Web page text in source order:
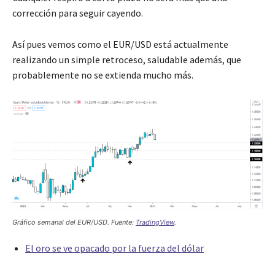
corrección para seguir cayendo.
Así pues vemos como el EUR/USD está actualmente
realizando un simple retroceso, saludable además, que
probablemente no se extienda mucho más.
Gráfico semanal del EUR/USD. Fuente: TradingView.
El oro se ve opacado por la fuerza del dólar